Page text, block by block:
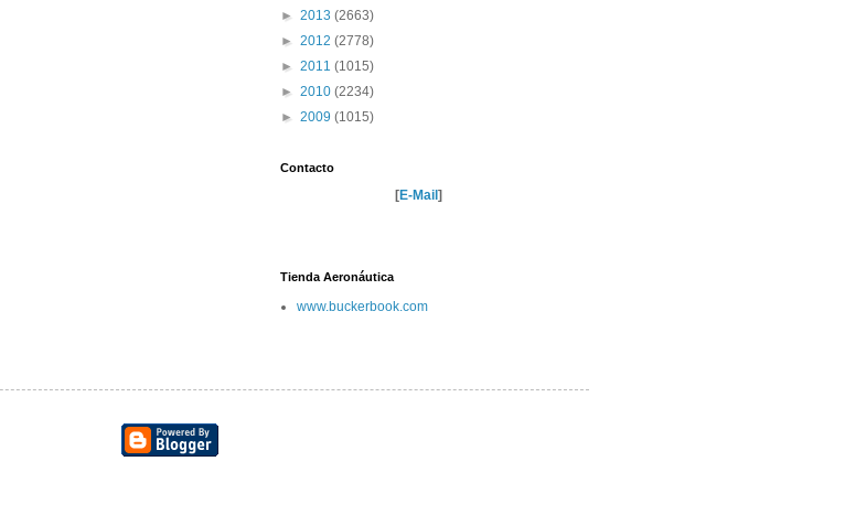
► 2013 (2663)
► 2012 (2778)
► 2011 (1015)
► 2010 (2234)
► 2009 (1015)
Contacto
[E-Mail ]
Tienda Aeronáutica
www.buckerbook.com